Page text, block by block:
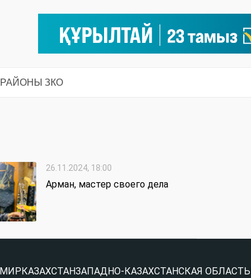
РАЙОНЫ ЗКО
26.11.2024, 18:00
Арман, мастер своего дела
МИР КАЗАХСТАНЗАПАДНО-КАЗАХСТАНСКАЯ ОБЛАСТЬ